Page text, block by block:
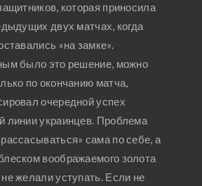
которая приносила
двух матчах, когда
«на замке».
было это решение, можно
по окончанию матча,
очередной успех
линии украинцев. Проблема
сама по себе, а
воображаемого золота
желали уступать. Если не